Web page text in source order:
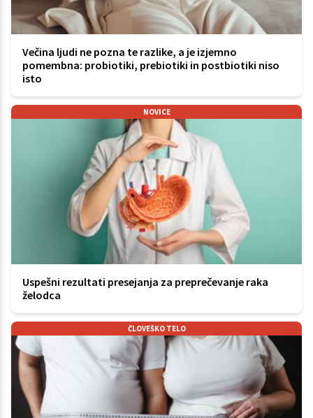
Večina ljudi ne pozna te razlike, a je izjemno
pomembna: probiotiki, prebiotiki in postbiotiki niso
isto
NOVICE
Uspešni rezultati presejanja za preprečevanje raka
želodca
ČLOVEŠKO TELO